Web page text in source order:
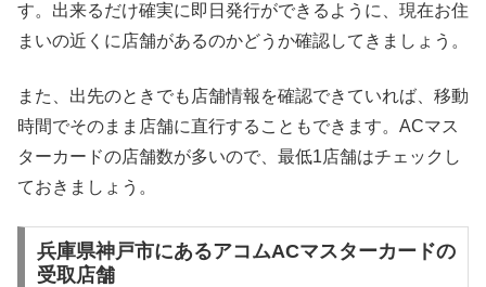
す。出来るだけ確実に即日発行ができるように、現在お住
まいの近くに店舗があるのかどうか確認してきましょう。
また、出先のときでも店舗情報を確認できていれば、移動
時間でそのまま店舗に直行することもできます。ACマス
ターカードの店舗数が多いので、最低1店舗はチェックし
ておきましょう。
兵庫県神戸市にあるアコムACマスターカードの
受取店舗